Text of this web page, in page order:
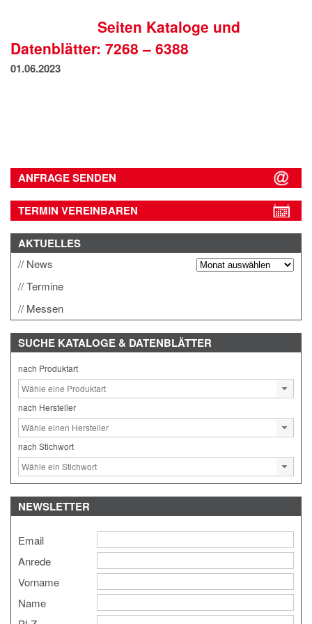
DATENSCHUTZSeiten Kataloge und
Datenblätter: 7268 – 6388
01.06.2023
ANFRAGE SENDEN
TERMIN VEREINBAREN
AKTUELLES
News
Termine
Messen
SUCHE KATALOGE & DATENBLÄTTER
nach Produktart
nach Hersteller
nach Stichwort
NEWSLETTER
Email
Anrede
Vorname
Name